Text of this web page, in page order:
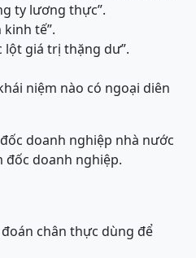
ty lương thực”.
kinh tế”.
lột giá trị thặng dư”.
niệm nào có ngoại diên
doanh nghiệp nhà nước
đốc doanh nghiệp.
chân thực dùng để